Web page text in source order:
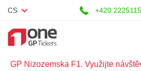
CS +420
GP Nizozemska F1. Využijte